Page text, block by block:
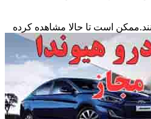
است تا حالا مشاهده کرده